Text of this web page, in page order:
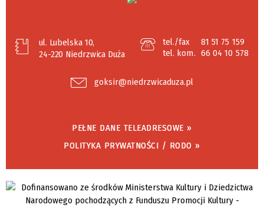
ul. Lubelska 10,
24-220 Niedrzwica Duża
tel./fax
81 51 75 159
tel. kom. 66 04 10 578
goksir@niedrzwicaduza.pl
PEŁNE DANE TELEADRESOWE »
POLITYKA PRYWATNOŚCI / RODO »